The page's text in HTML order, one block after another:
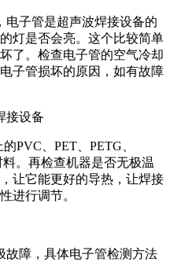
电子管是超声波焊接设备的
灯是否会亮。这个比较简单
了。检查电子管的空气冷却
子管损坏的原因，如有故障
PVC、PET、PETG、
。再检查机器是否无极温
让它能更好的导热，让焊接
进行调节。
故障，具体电子管检测方法